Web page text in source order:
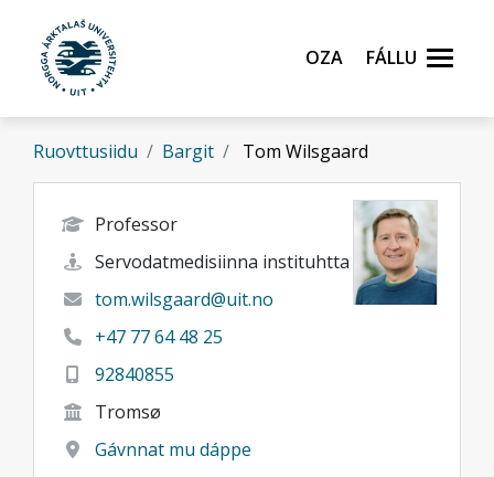
Gå til hovedinnhold
Oza
Fállu
Ruovttusiidu Bargit Tom Wilsgaard
Professor
Servodatmedisiinna instituhtta
tom.wilsgaard@uit.no
+47 77 64 48 25
92840855
Tromsø
Gávnnat mu dáppe